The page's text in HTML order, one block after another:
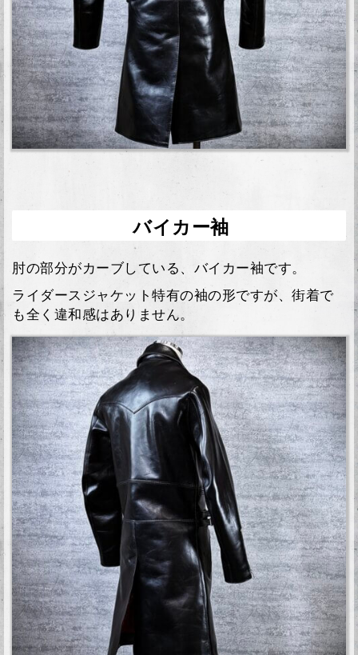
バイカー袖
肘の部分がカーブしている、バイカー袖です。
ライダースジャケット特有の袖の形ですが、街着で
も全く違和感はありません。